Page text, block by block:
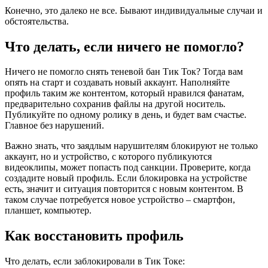
Конечно, это далеко не все. Бывают индивидуальные случаи и
обстоятельства.
Что делать, если ничего не помогло?
Ничего не помогло снять теневой бан Тик Ток? Тогда вам
опять на старт и создавать новый аккаунт. Наполняйте
профиль таким же контентом, который нравился фанатам,
предварительно сохранив файлы на другой носитель.
Публикуйте по одному ролику в день, и будет вам счастье.
Главное без нарушений.
Важно знать, что заядлым нарушителям блокируют не только
аккаунт, но и устройство, с которого публикуются
видеоклипы, может попасть под санкции. Проверите, когда
создадите новый профиль. Если блокировка на устройстве
есть, значит и ситуация повторится с новым контентом. В
таком случае потребуется новое устройство – смартфон,
планшет, компьютер.
Как восстановить профиль
Что делать, если заблокировали в Тик Токе: